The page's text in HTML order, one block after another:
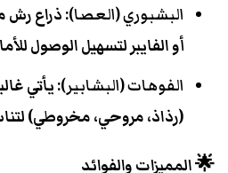
البشبوري (العصا):ذراع رش
أو الفايبر لتسهيل الوصول
الفوهات (البشابير):يأتي
(رذاذ، مروحي، مخروطي)
🌟 المميزات والفوائد